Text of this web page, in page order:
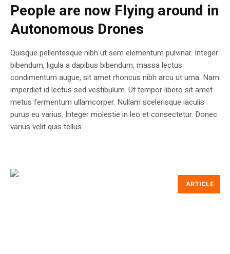
People are now Flying around in
Autonomous Drones
Quisque pellentesque nibh ut sem elementum pulvinar. Integer
bibendum, ligula a dapibus bibendum, massa lectus
condimentum augue, sit amet rhoncus nibh arcu ut urna. Nam
imperdiet id lectus sed vestibulum. Ut tempor libero sit amet
metus fermentum ullamcorper. Nullam scelerisque iaculis
purus eu varius. Integer molestie in leo et consectetur. Donec
varius velit quis tellus...
ARTICLE